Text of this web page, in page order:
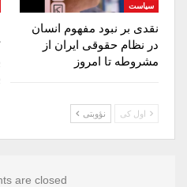
سیاست
نقدی بر نبود مفهوم انسان
در نظام حقوقی ایران از
مشروطه تا امروز
اول کی نؤوبتی
are closed.